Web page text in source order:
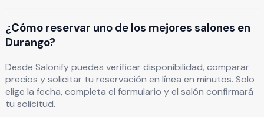
¿Cómo reservar uno de los mejores salones en
Durango?
Desde Salonify puedes verificar disponibilidad, comparar
precios y solicitar tu reservación en línea en minutos. Solo
elige la fecha, completa el formulario y el salón confirmará
tu solicitud.